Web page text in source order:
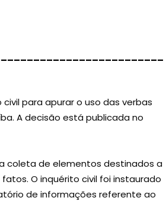
civil para apurar o uso das verbas
A decisão está publicada no
coleta de elementos destinados a
O inquérito civil foi instaurado
de informações referente ao